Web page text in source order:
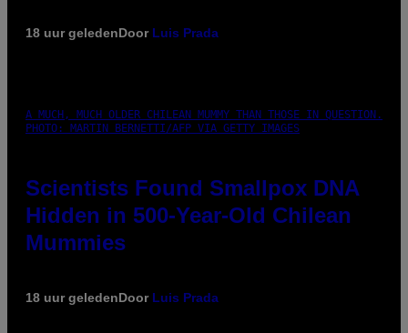
18 uur geledenDoor Luis Prada
A MUCH, MUCH OLDER CHILEAN MUMMY THAN THOSE IN QUESTION.
PHOTO: MARTIN BERNETTI/AFP VIA GETTY IMAGES
Scientists Found Smallpox DNA
Hidden in 500-Year-Old Chilean
Mummies
18 uur geledenDoor Luis Prada